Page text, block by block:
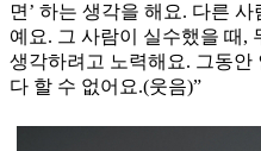
면’ 하는 생각을 해요. 다른
예요. 그 사람이 실수했을 때,
생각하려고 노력해요. 그동안
다 할 수 없어요.(웃음)”